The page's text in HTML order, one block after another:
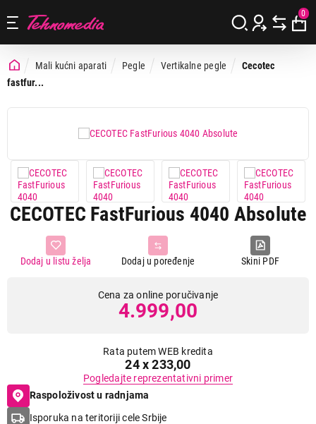
0
Mali kućni aparati Pegle Vertikalne pegle
Cecotec
fastfur...
CECOTEC FastFurious 4040 Absolute
Skini PDF
Dodaj u poređenje
Dodaj u listu želja
Cena za online poručivanje
4.999,00
Rata putem WEB kredita
24 x 233,00
Pogledajte reprezentativni primer
Raspoloživost u radnjama
Isporuka na teritoriji cele Srbije